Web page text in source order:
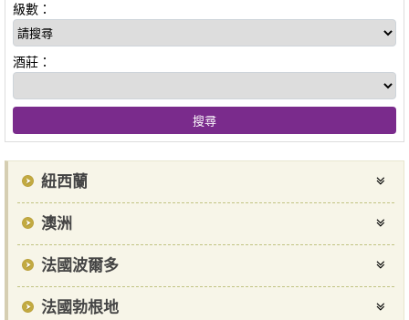
級數：
酒莊：
紐西蘭
澳洲
法國波爾多
法國勃根地